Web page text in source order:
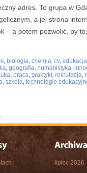
adres. To grupa w
a jej strona
– a potem pozwolić, by
, biologia, chemia, cv, edukacja
, geografia, humanistyka,
, praca, praktyki, rekrutacja,
, szkoła, technologie
i
lipiec 2026